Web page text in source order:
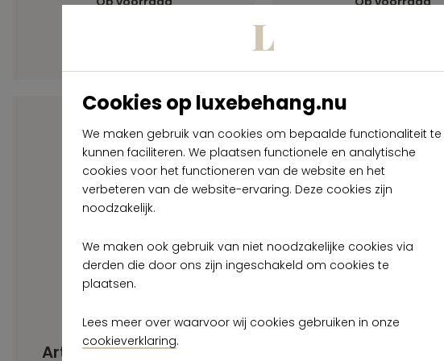
Cookies op luxebehang.nu
We maken gebruik van cookies om bepaalde functionaliteit te
kunnen faciliteren. We plaatsen functionele en analytische
cookies voor het functioneren van de website en het
verbeteren van de website-ervaring. Deze cookies zijn
noodzakelijk.
We maken ook gebruik van niet noodzakelijke cookies via
derden die door ons zijn ingeschakeld om cookies te
plaatsen.
Lees meer over waarvoor wij cookies gebruiken in onze
cookieverklaring.
Arte Armani Casa Rs 2
Arte Armani